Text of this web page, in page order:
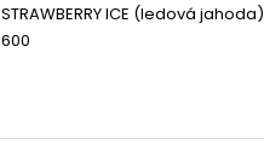
STRAWBERRY ICE (ledová jahoda)
600